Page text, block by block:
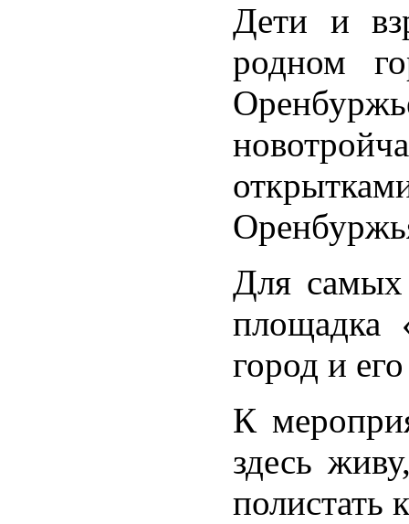
Дети и
родном
Для самых
площадка
город и
К
здесь
полистать